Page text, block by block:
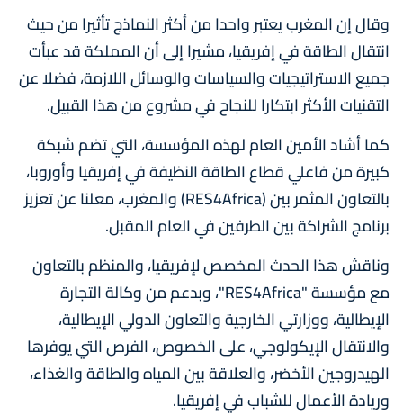
وقال إن المغرب يعتبر واحدا من أكثر النماذج تأثيرا من حيث
انتقال الطاقة في إفريقيا، مشيرا إلى أن المملكة قد عبأت
جميع الاستراتيجيات والسياسات والوسائل اللازمة، فضلا عن
التقنيات الأكثر ابتكارا للنجاح في مشروع من هذا القبيل.
كما أشاد الأمين العام لهذه المؤسسة، التي تضم شبكة
كبيرة من فاعلي قطاع الطاقة النظيفة في إفريقيا وأوروبا،
بالتعاون المثمر بين (RES4Africa) والمغرب، معلنا عن تعزيز
برنامج الشراكة بين الطرفين في العام المقبل.
وناقش هذا الحدث المخصص لإفريقيا، والمنظم بالتعاون
مع مؤسسة "RES4Africa"، وبدعم من وكالة التجارة
الإيطالية، ووزارتي الخارجية والتعاون الدولي الإيطالية،
والانتقال الإيكولوجي، على الخصوص، الفرص التي يوفرها
الهيدروجين الأخضر، والعلاقة بين المياه والطاقة والغذاء،
وريادة الأعمال للشباب في إفريقيا.